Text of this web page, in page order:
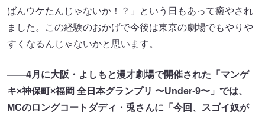
ばんウケたんじゃないか！？」という日もあって癒やされ
ました。この経験のおかげで今後は東京の劇場でもやりや
すくなるんじゃないかと思います。
——4月に大阪・よしもと漫才劇場で開催された「マンゲ
キ×神保町×福岡 全日本グランプリ 〜Under-9〜」では、
MCのロングコートダディ・兎さんに「今回、スゴイ奴が